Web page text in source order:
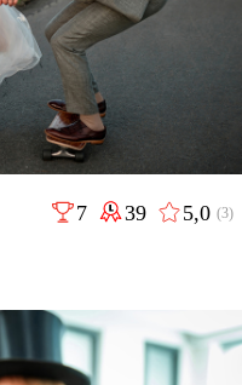
7 39 5,0(3)